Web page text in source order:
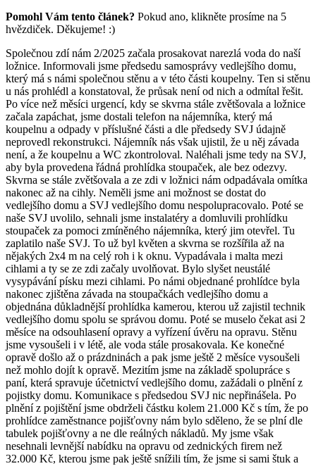
Pomohl Vám tento článek? Pokud ano, klikněte prosíme na 5
hvězdiček. Děkujeme! :)
Společnou zdí nám 2/2025 začala prosakovat narezlá voda do naší
ložnice. Informovali jsme předsedu samosprávy vedlejšího domu,
který má s námi společnou stěnu a v této části koupelny. Ten si stěnu
u nás prohlédl a konstatoval, že průsak není od nich a odmítal řešit.
Po více než měsíci urgencí, kdy se skvrna stále zvětšovala a ložnice
začala zapáchat, jsme dostali telefon na nájemníka, který má
koupelnu a odpady v příslušné části a dle předsedy SVJ údajně
neprovedl rekonstrukci. Nájemník nás však ujistil, že u něj závada
není, a že koupelnu a WC zkontroloval. Naléhali jsme tedy na SVJ,
aby byla provedena řádná prohlídka stoupaček, ale bez odezvy.
Skvrna se stále zvětšovala a ze zdi v ložnici nám odpadávala omítka
nakonec až na cihly. Neměli jsme ani možnost se dostat do
vedlejšího domu a SVJ vedlejšího domu nespolupracovalo. Poté se
naše SVJ uvolilo, sehnali jsme instalatéry a domluvili prohlídku
stoupaček za pomoci zmíněného nájemníka, který jim otevřel. Tu
zaplatilo naše SVJ. To už byl květen a skvrna se rozšířila až na
nějakých 2x4 m na celý roh i k oknu. Vypadávala i malta mezi
cihlami a ty se ze zdi začaly uvolňovat. Bylo slyšet neustálé
vysypávání písku mezi cihlami. Po námi objednané prohlídce byla
nakonec zjištěna závada na stoupačkách vedlejšího domu a
objednána důkladnější prohlídka kamerou, kterou už zajistil technik
vedlejšího domu spolu se správou domu. Poté se muselo čekat asi 2
měsíce na odsouhlasení opravy a vyřízení úvěru na opravu. Stěnu
jsme vysoušeli i v létě, ale voda stále prosakovala. Ke konečné
opravě došlo až o prázdninách a pak jsme ještě 2 měsíce vysoušeli
než mohlo dojít k opravě. Mezitím jsme na základě spolupráce s
paní, která spravuje účetnictví vedlejšího domu, zažádali o plnění z
pojistky domu. Komunikace s předsedou SVJ nic nepřinášela. Po
plnění z pojištění jsme obdrželi částku kolem 21.000 Kč s tím, že po
prohlídce zaměstnance pojišťovny nám bylo sděleno, že se plní dle
tabulek pojišťovny a ne dle reálných nákladů. My jsme však
nesehnali levnější nabídku na opravu od zednických firem než
32.000 Kč, kterou jsme pak ještě snížili tím, že jsme si sami štuk a